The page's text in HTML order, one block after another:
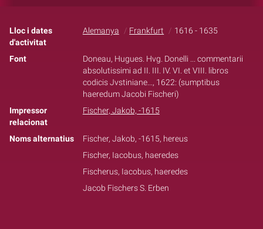
Lloc i dates
d'activitat
Alemanya Frankfurt 1616 - 1635
Font
Doneau, Hugues. Hvg. Donelli ... commentarii
absolutissimi ad II. III. IV. VI. et VIII. libros
codicis Jvstiniane..., 1622: (sumptibus
haeredum Jacobi Fischeri)
Impressor
relacionat
Fischer, Jakob, -1615
Noms alternatius
Fischer, Jakob, -1615, hereus
Fischer, Iacobus, haeredes
Fischerus, Iacobus, haeredes
Jacob Fischers S. Erben